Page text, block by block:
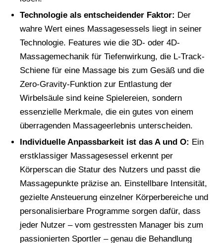
Technologie als entscheidender Faktor: Der
wahre Wert eines Massagesessels liegt in seiner
Technologie. Features wie die 3D- oder 4D-
Massagemechanik für Tiefenwirkung, die L-Track-
Schiene für eine Massage bis zum Gesäß und die
Zero-Gravity-Funktion zur Entlastung der
Wirbelsäule sind keine Spielereien, sondern
essenzielle Merkmale, die ein gutes von einem
überragenden Massageerlebnis unterscheiden.
Individuelle Anpassbarkeit ist das A und O: Ein
erstklassiger Massagesessel erkennt per
Körperscan die Statur des Nutzers und passt die
Massagepunkte präzise an. Einstellbare Intensität,
gezielte Ansteuerung einzelner Körperbereiche und
personalisierbare Programme sorgen dafür, dass
jeder Nutzer – vom gestressten Manager bis zum
passionierten Sportler – genau die Behandlung